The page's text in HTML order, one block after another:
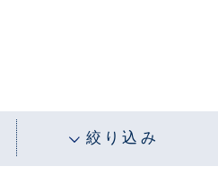
絞り込み